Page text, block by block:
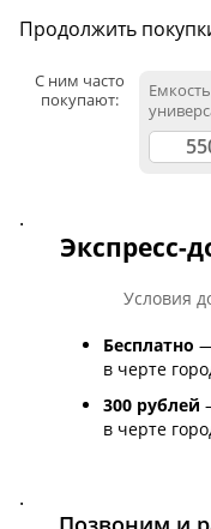
Продолжить
С ним часто
покупают:
Емкость
.
Экспресс-
Условия
Бесплатно
в черте
300 рублей
в черте
.